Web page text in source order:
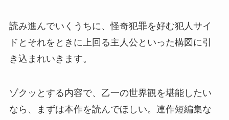
読み進んでいくうちに、怪奇犯罪を好む犯人サイ
ドとそれをときに上回る主人公といった構図に引
き込まれいきます。
ゾクッとする内容で、乙一の世界観を堪能したい
なら、まずは本作を読んでほしい。連作短編集な